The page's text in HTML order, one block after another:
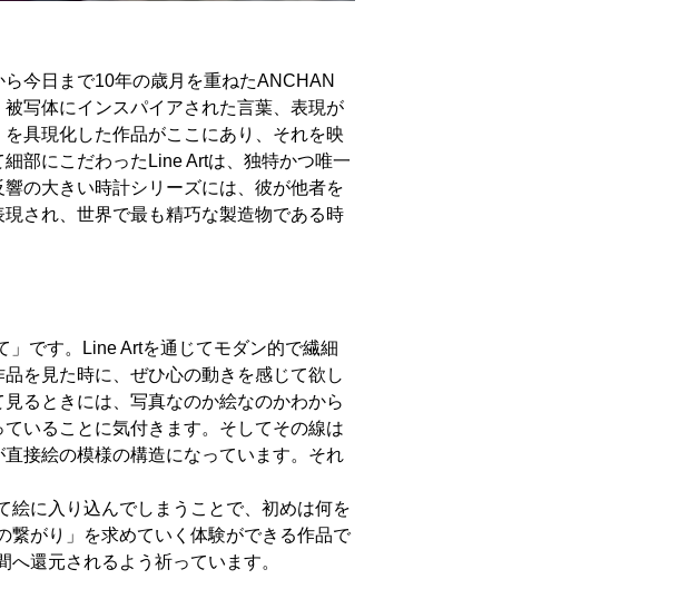
今日まで10年の歳月を重ねたANCHAN
写体にインスパイアされた言葉、表現が
具現化した作品がここにあり、それを映
部にこだわったLine Artは、独特かつ唯一
の大きい時計シリーズには、彼が他者を
され、世界で最も精巧な製造物である時
です。Line Artを通じてモダン的で繊細
を見た時に、ぜひ心の動きを感じて欲し
るときには、写真なのか絵なのかわから
いることに気付きます。そしてその線は
接絵の模様の構造になっています。それ
絵に入り込んでしまうことで、初めは何を
繋がり」を求めていく体験ができる作品で
還元されるよう祈っています。